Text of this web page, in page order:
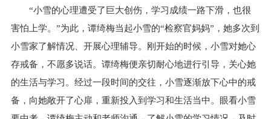
“小雪的心理遭受了巨大创伤，学习成绩一路下滑，也很
害怕上学。”为此，谭绮梅当起小雪的“检察官妈妈”，她多次到
小雪家了解情况、开展心理辅导。刚开始的时候，小雪对她心
存戒备，不愿多说话。谭绮梅便亲切耐心地进行引导，关心她
的生活与学习。经过一段时间的交往，小雪逐渐放下心中的戒
备，向她敞开了心扉，重新投入到学习和生活当中。眼看小雪